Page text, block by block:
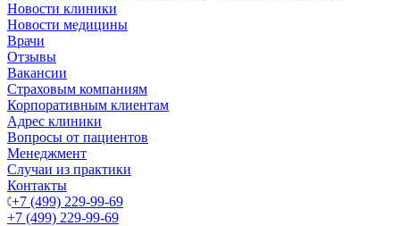
Новости клиники
Новости медицины
Врачи
Отзывы
Вакансии
Страховым компаниям
Корпоративным клиентам
Адрес клиники
Вопросы от пациентов
Менеджмент
Случаи из практики
Контакты
+7 (499) 229-99-69
+7 (499) 229-99-69